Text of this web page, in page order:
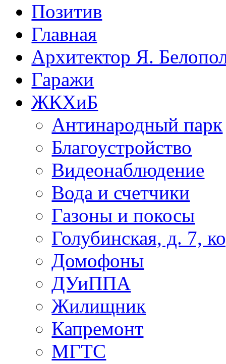
Позитив
Главная
Архитектор Я.
Гаражи
ЖКХиБ
Антинародный парк
Благоустройство
Видеонаблюдение
Вода и счетчики
Газоны и покосы
Голубинская, д. 7,
Домофоны
ДУиППА
Жилищник
Капремонт
МГТС